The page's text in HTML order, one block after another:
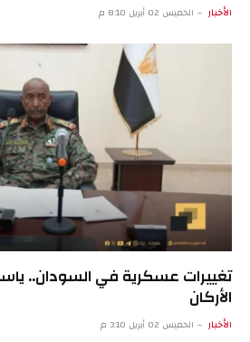
الأخبار الخميس 02 أبريل 8:10 م
تغييرات عسكرية في السودان..
الأركان
الأخبار الخميس 02 أبريل 3:10 م